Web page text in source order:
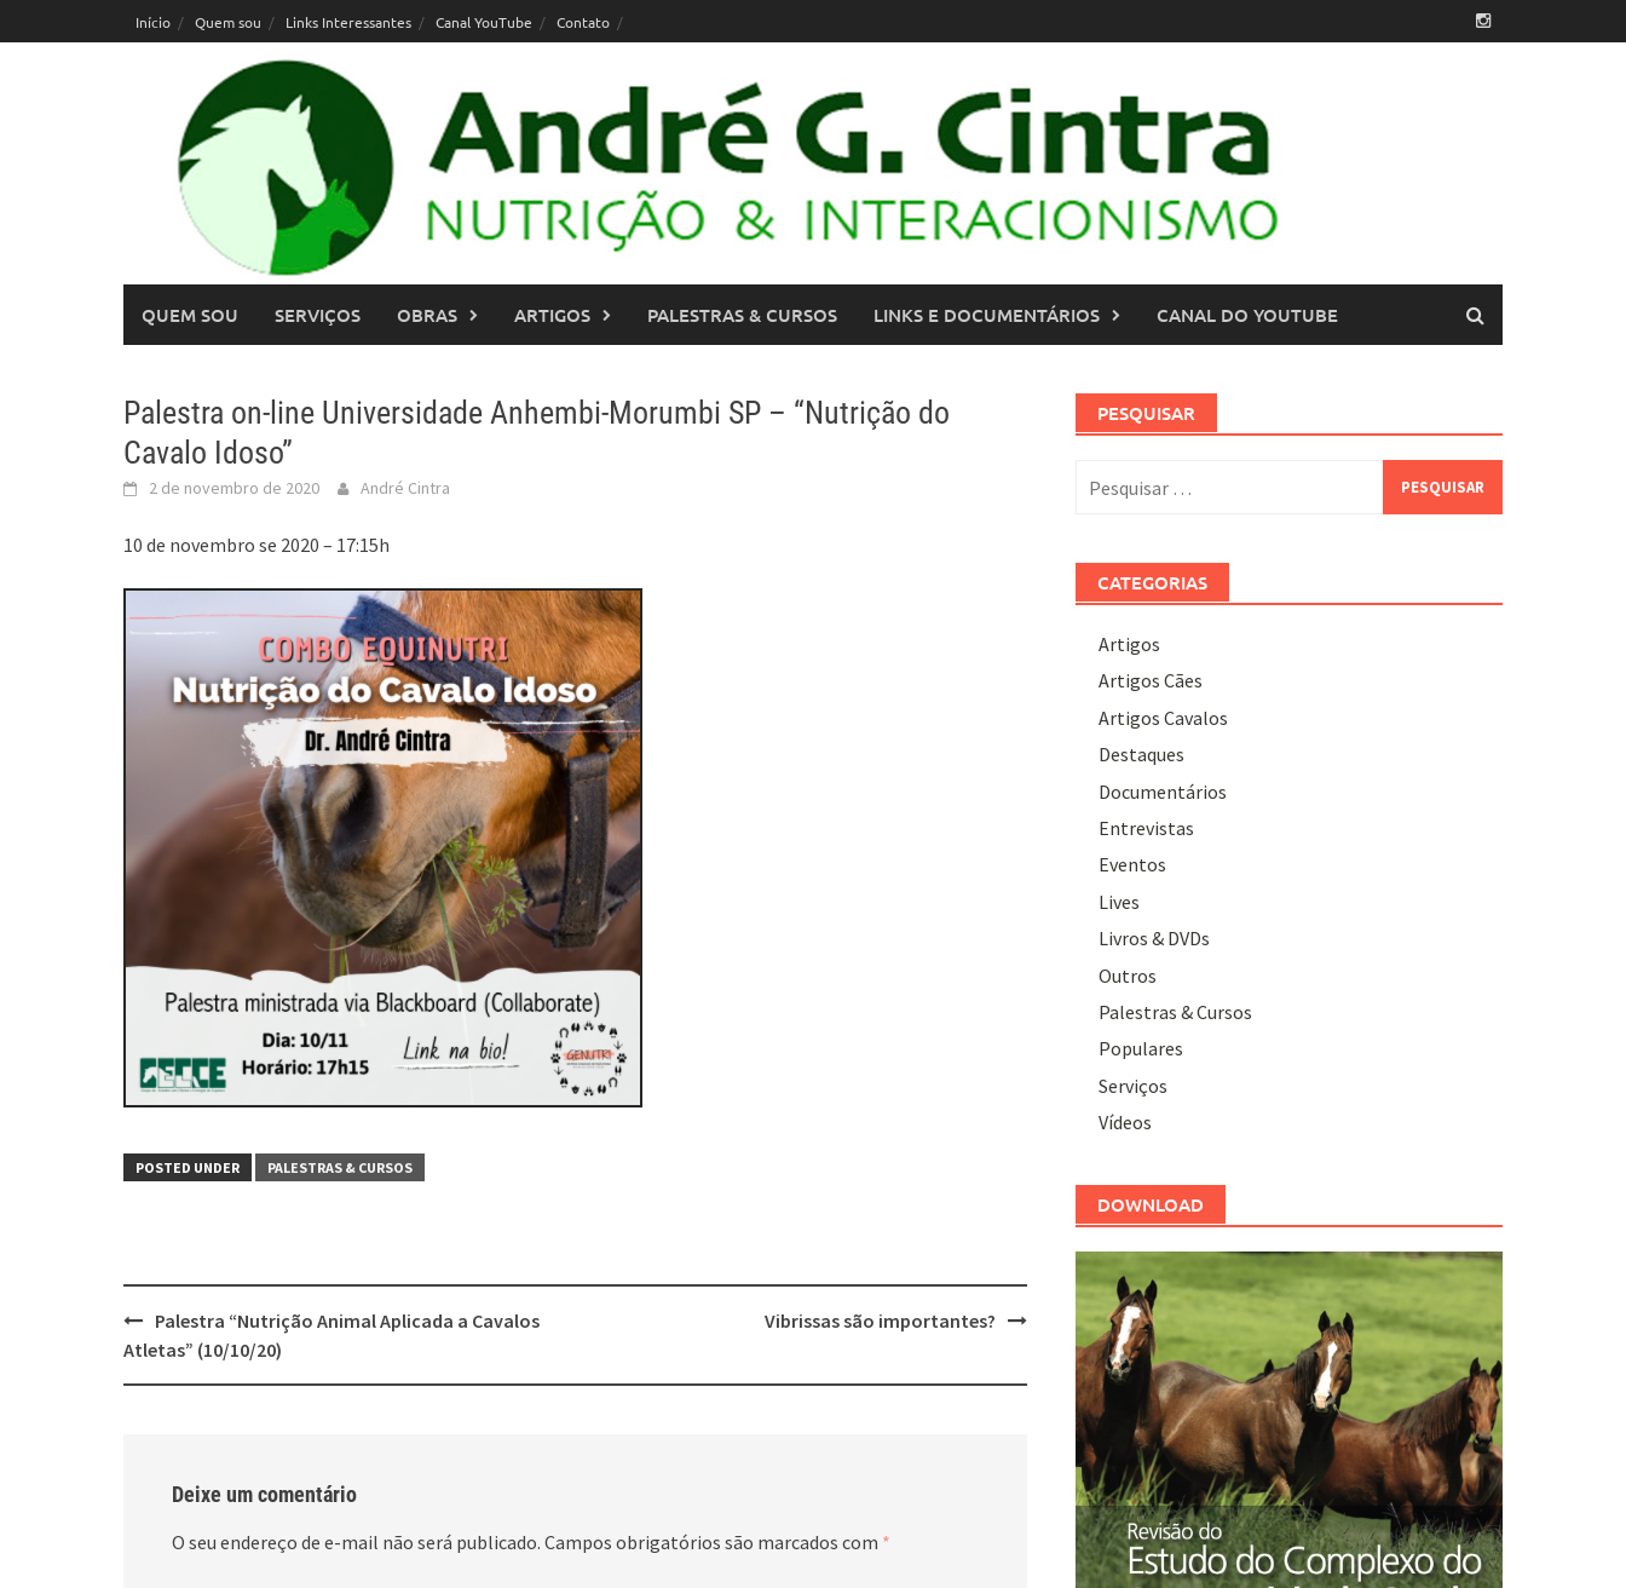
to
Início Quem sou Links Interessantes Canal YouTube Contato
QUEM SOU SERVIÇOS OBRAS ARTIGOS PALESTRAS & CURSOS LINKS E DOCUMENTÁRIOS CANAL DO YOUTUBE
Palestra on-line Universidade Anhembi-Morumbi SP – “Nutrição do
Cavalo Idoso”
2 de novembro de 2020 André Cintra
10 de novembro se 2020 – 17:15h
POSTED UNDER PALESTRAS & CURSOS
Post
navigation
Palestra “Nutrição Animal Aplicada a Cavalos
Atletas” (10/10/20)
Vibrissas são importantes?
Deixe um comentário
O seu endereço de e-mail não será publicado. Campos obrigatórios são marcados com *
PESQUISAR
por:
CATEGORIAS
Artigos
Artigos Cães
Artigos Cavalos
Destaques
Documentários
Entrevistas
Eventos
Lives
Livros & DVDs
Outros
Palestras & Cursos
Populares
Serviços
Vídeos
DOWNLOAD